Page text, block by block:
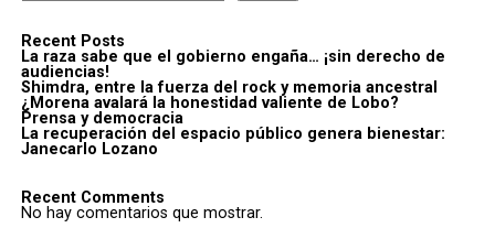
Recent Posts
La raza sabe que el gobierno engaña… ¡sin derecho de
audiencias!
Shimdra, entre la fuerza del rock y memoria ancestral
¿Morena avalará la honestidad valiente de Lobo?
Prensa y democracia
La recuperación del espacio público genera bienestar:
Janecarlo Lozano
Recent Comments
No hay comentarios que mostrar.